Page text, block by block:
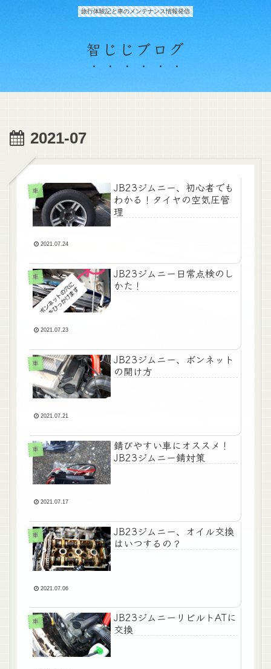
旅行体験記と車のメンテナンス情報発信
智じじブログ
2021-07
車
JB23ジムニー、初心者でも
わかる！タイヤの空気圧管
理
2021.07.24
車
JB23ジムニー日常点検のし
かた！
2021.07.23
車
JB23ジムニー、ボンネット
の開け方
2021.07.21
車
錆びやすい車にオススメ！
JB23ジムニー錆対策
2021.07.17
車
JB23ジムニー、オイル交換
はいつするの？
2021.07.06
車
JB23ジムニーリビルトATに
交換